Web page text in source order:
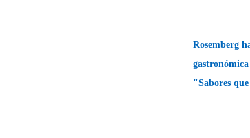
Rosemberg
"Sabores